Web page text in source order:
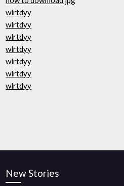
wlrtdyy
wlrtdyy
wlrtdyy
wlrtdyy
wlrtdyy
wlrtdyy
wlrtdyy
New Stories